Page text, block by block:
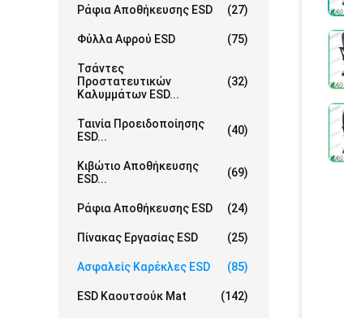
Ράφια Αποθήκευσης ESD (27)
Φύλλα Αφρού ESD (75)
Τσάντες
Προστατευτικών
Καλυμμάτων ESD...
(32)
Ταινία Προειδοποίησης
ESD...
(40)
Κιβώτιο Αποθήκευσης
ESD...
(69)
Ράφια Αποθήκευσης ESD (24)
Πίνακας Εργασίας ESD (25)
Ασφαλείς Καρέκλες ESD (85)
ESD Καουτσούκ Mat (142)